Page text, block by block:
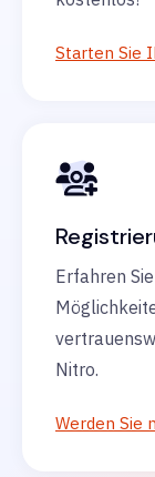
Starten Sie
Erfahren
Nitro.
Werden Sie